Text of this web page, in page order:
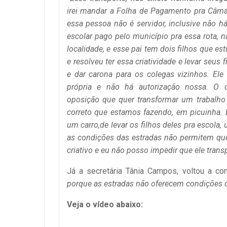
irei mandar a Folha de Pagamento pra
essa pessoa não é servidor, inclusive não
escolar pago pelo município pra essa rota,
localidade, e esse pai tem dois filhos que
e resolveu ter essa criatividade e levar seus
e dar carona para os colegas vizinhos.
própria e não há autorização nossa. O
oposição que quer transformar um
correto que estamos fazendo, em
um carro,de levar os filhos deles pra
as condições das estradas não permitem
criativo e eu não posso impedir que ele
Já a secretária Tânia Campos, voltou a
porque as estradas não oferecem condições
Veja o vídeo abaixo: